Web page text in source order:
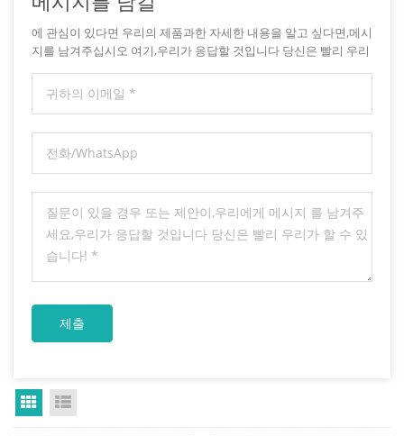
에 관심이 있다면 우리의 제품과한 자세한 내용을 알고 싶다면,메시
지를 남겨주십시오 여기,우리가 응답할 것입니다 당신은 빨리 우리
Grid View